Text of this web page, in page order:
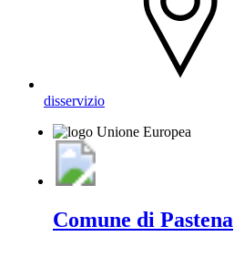
disservizio
Comune di Pastena